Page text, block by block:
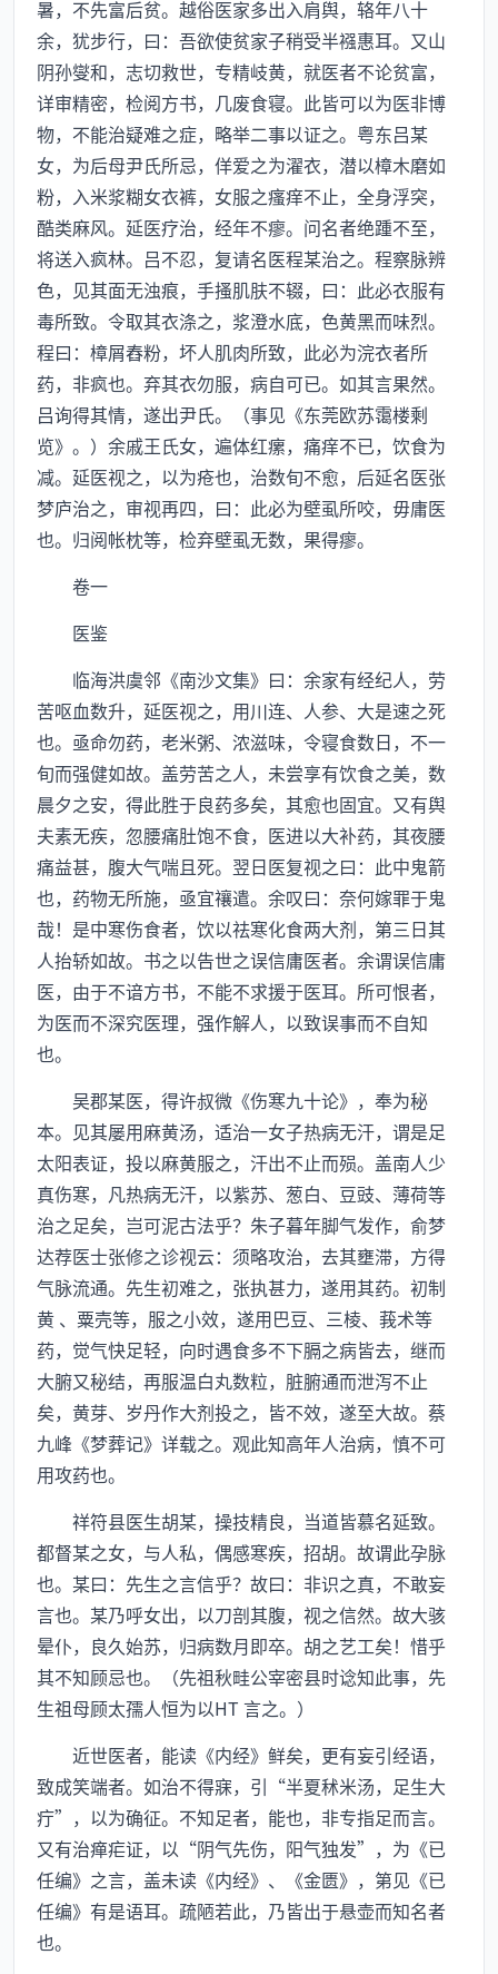
暑，不先富后贫。越俗医家多出入肩舆，辂年八十
余，犹步行，曰：吾欲使贫家子稍受半襁惠耳。又山
阴孙燮和，志切救世，专精岐黄，就医者不论贫富，
详审精密，检阅方书，几废食寝。此皆可以为医非博
物，不能治疑难之症，略举二事以证之。粤东吕某
女，为后母尹氏所忌，佯爱之为濯衣，潜以樟木磨如
粉，入米浆糊女衣裤，女服之瘙痒不止，全身浮突，
酷类麻风。延医疗治，经年不瘳。问名者绝踵不至，
将送入疯林。吕不忍，复请名医程某治之。程察脉辨
色，见其面无浊痕，手搔肌肤不辍，曰：此必衣服有
毒所致。令取其衣涤之，浆澄水底，色黄黑而味烈。
程曰：樟屑舂粉，坏人肌肉所致，此必为浣衣者所
药，非疯也。弃其衣勿服，病自可已。如其言果然。
吕询得其情，遂出尹氏。（事见《东莞欧苏霭楼剩
览》。）余戚王氏女，遍体红瘰，痛痒不已，饮食为
减。延医视之，以为疮也，治数旬不愈，后延名医张
梦庐治之，审视再四，曰：此必为壁虱所咬，毋庸医
也。归阅帐枕等，检弃壁虱无数，果得瘳。
卷一
医鉴
临海洪虞邻《南沙文集》曰：余家有经纪人，劳
苦呕血数升，延医视之，用川连、人参、大是速之死
也。亟命勿药，老米粥、浓滋味，令寝食数日，不一
旬而强健如故。盖劳苦之人，未尝享有饮食之美，数
晨夕之安，得此胜于良药多矣，其愈也固宜。又有舆
夫素无疾，忽腰痛肚饱不食，医进以大补药，其夜腰
痛益甚，腹大气喘且死。翌日医复视之曰：此中鬼箭
也，药物无所施，亟宜禳遣。余叹曰：奈何嫁罪于鬼
哉！是中寒伤食者，饮以祛寒化食两大剂，第三日其
人抬轿如故。书之以告世之误信庸医者。余谓误信庸
医，由于不谙方书，不能不求援于医耳。所可恨者，
为医而不深究医理，强作解人，以致误事而不自知
也。
吴郡某医，得许叔微《伤寒九十论》，奉为秘
本。见其屡用麻黄汤，适治一女子热病无汗，谓是足
太阳表证，投以麻黄服之，汗出不止而殒。盖南人少
真伤寒，凡热病无汗，以紫苏、葱白、豆豉、薄荷等
治之足矣，岂可泥古法乎？朱子暮年脚气发作，俞梦
达荐医士张修之诊视云：须略攻治，去其壅滞，方得
气脉流通。先生初难之，张执甚力，遂用其药。初制
黄 、粟壳等，服之小效，遂用巴豆、三棱、莪术等
药，觉气快足轻，向时遇食多不下膈之病皆去，继而
大腑又秘结，再服温白丸数粒，脏腑通而泄泻不止
矣，黄芽、岁丹作大剂投之，皆不效，遂至大故。蔡
九峰《梦葬记》详载之。观此知高年人治病，慎不可
用攻药也。
祥符县医生胡某，操技精良，当道皆慕名延致。
都督某之女，与人私，偶感寒疾，招胡。故谓此孕脉
也。某曰：先生之言信乎？故曰：非识之真，不敢妄
言也。某乃呼女出，以刀剖其腹，视之信然。故大骇
晕仆，良久始苏，归病数月即卒。胡之艺工矣！惜乎
其不知顾忌也。（先祖秋畦公宰密县时谂知此事，先
生祖母顾太孺人恒为以HT 言之。）
近世医者，能读《内经》鲜矣，更有妄引经语，
致成笑端者。如治不得寐，引“半夏秫米汤，足生大
疔”，以为确征。不知足者，能也，非专指足而言。
又有治瘅疟证，以“阴气先伤，阳气独发”，为《已
任编》之言，盖未读《内经》、《金匮》，第见《已
任编》有是语耳。疏陋若此，乃皆出于悬壶而知名者
也。